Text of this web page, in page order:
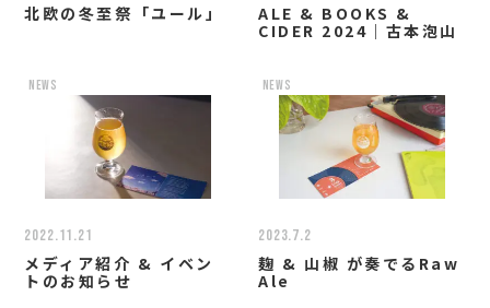
北欧の冬至祭「ユール」
ALE & BOOKS &
CIDER 2024｜古本泡山
news
2022.11.21
メディア紹介 & イベン
トのお知らせ
news
2023.7.2
麹 & 山椒 が奏でるRaw
Ale